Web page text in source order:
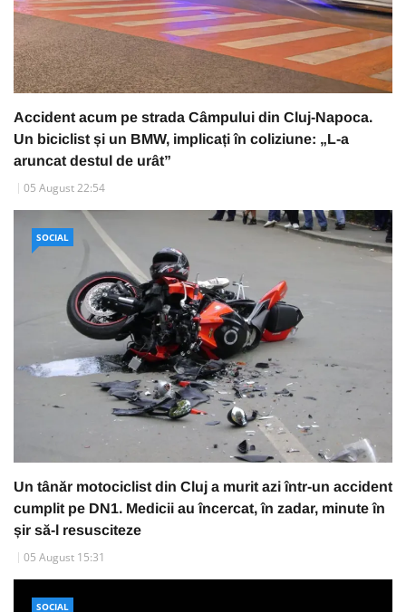
Accident acum pe strada Câmpului din Cluj-Napoca.
Un biciclist și un BMW, implicați în coliziune: „L-a
aruncat destul de urât”
05 August 22:54
SOCIAL
Un tânăr motociclist din Cluj a murit azi într-un accident
cumplit pe DN1. Medicii au încercat, în zadar, minute în
șir să-l resusciteze
05 August 15:31
SOCIAL